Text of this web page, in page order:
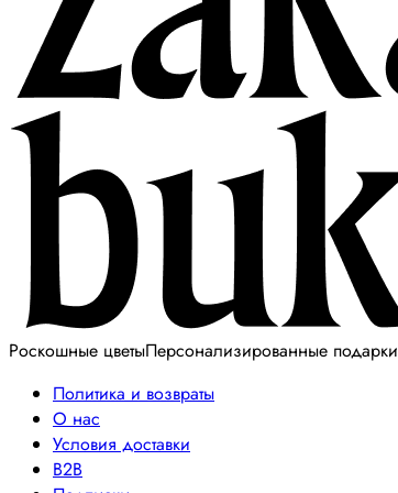
Роскошные цветыПерсонализированные подарки
Политика и возвраты
О нас
Условия доставки
B2B